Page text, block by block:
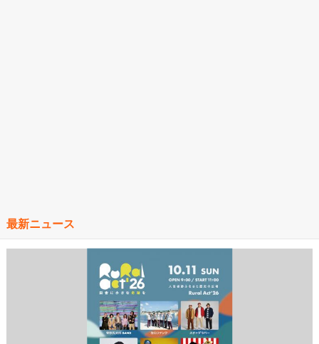
最新ニュース